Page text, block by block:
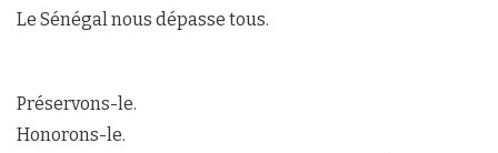
Le Sénégal nous dépasse tous.
Préservons-le.
Honorons-le.